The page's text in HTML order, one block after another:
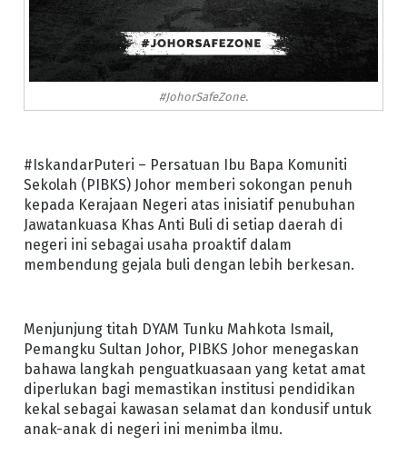
#JohorSafeZone.
#IskandarPuteri – Persatuan Ibu Bapa Komuniti
Sekolah (PIBKS) Johor memberi sokongan penuh
kepada Kerajaan Negeri atas inisiatif penubuhan
Jawatankuasa Khas Anti Buli di setiap daerah di
negeri ini sebagai usaha proaktif dalam
membendung gejala buli dengan lebih berkesan.
Menjunjung titah DYAM Tunku Mahkota Ismail,
Pemangku Sultan Johor, PIBKS Johor menegaskan
bahawa langkah penguatkuasaan yang ketat amat
diperlukan bagi memastikan institusi pendidikan
kekal sebagai kawasan selamat dan kondusif untuk
anak-anak di negeri ini menimba ilmu.